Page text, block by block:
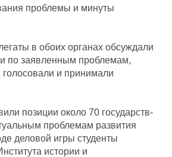
проблемы и минуты
в обоих органах обсуждали
по заявленным проблемам,
голосовали и принимали
позиции около 70 государств-
проблемам развития
деловой игры студенты
истории и